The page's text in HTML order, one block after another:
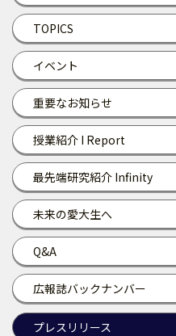
TOPICS
イベント
重要なお知らせ
授業紹介 I Report
最先端研究紹介 Infinity
未来の愛大生へ
Q&A
広報誌バックナンバー
プレスリリース